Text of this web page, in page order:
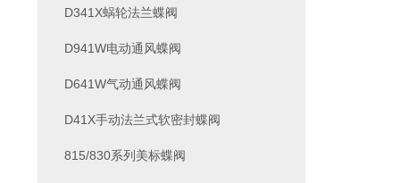
D341X蜗轮法兰蝶阀
D941W电动通风蝶阀
D641W气动通风蝶阀
D41X手动法兰式软密封蝶阀
815/830系列美标蝶阀